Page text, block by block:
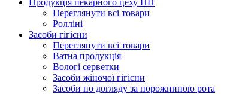
Продукцiя пекарного цеху ПП
Переглянути всі товари
Ролліні
Засоби гігієни
Переглянути всі товари
Ватна продукція
Вологi серветки
Засоби жіночої гігієни
Засоби по догляду за порожниною рота